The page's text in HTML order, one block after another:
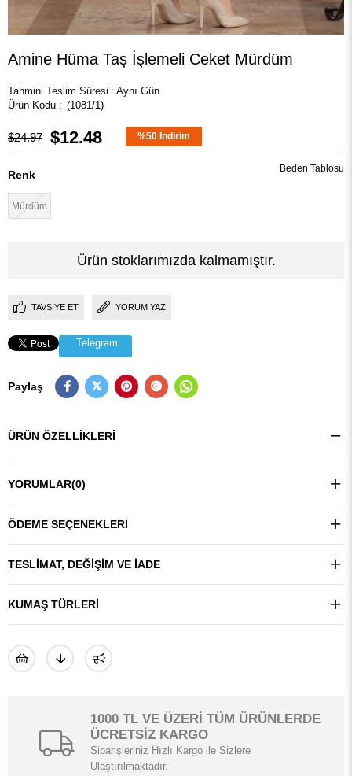
Amine Hüma Taş İşlemeli Ceket Mürdüm
Tahmini Teslim Süresi : Aynı Gün
(1081/1)
$24.97 $12.48 %50 İndirim
Renk
Mürdüm
Beden Tablosu
Ürün stoklarımızda kalmamıştır.
TAVSIYE ET YORUM YAZ
Telegram
Paylaş
ÜRÜN ÖZELLIKLERI
YORUMLAR(0)
ÖDEME SEÇENEKLERI
TESLIMAT, DEĞIŞIM VE İADE
KUMAŞ TÜRLERI
1000 TL VE ÜZERİ TÜM ÜRÜNLERDE
ÜCRETSİZ KARGO
Siparişleriniz Hızlı Kargo ile Sizlere
Ulaştırılmaktadır.